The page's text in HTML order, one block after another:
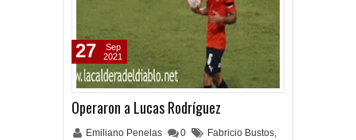
Operaron a Lucas Rodríguez
Emiliano Penelas 0 Fabricio Bustos,
27
Sep
2021